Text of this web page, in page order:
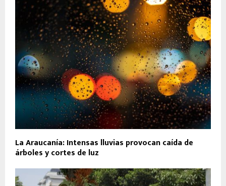
La Araucanía: Intensas lluvias provocan caída de
árboles y cortes de luz